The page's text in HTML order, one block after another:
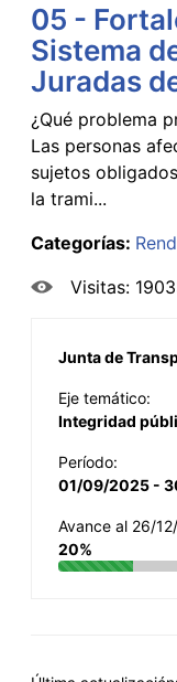
05 -
Sistema
Juradas
¿Qué problema
Las personas
sujetos
la trami...
Categorías:
Visitas:
Junta de
Eje temático:
Integridad
Período:
01/09/2025 -
Avance al 26/
20%